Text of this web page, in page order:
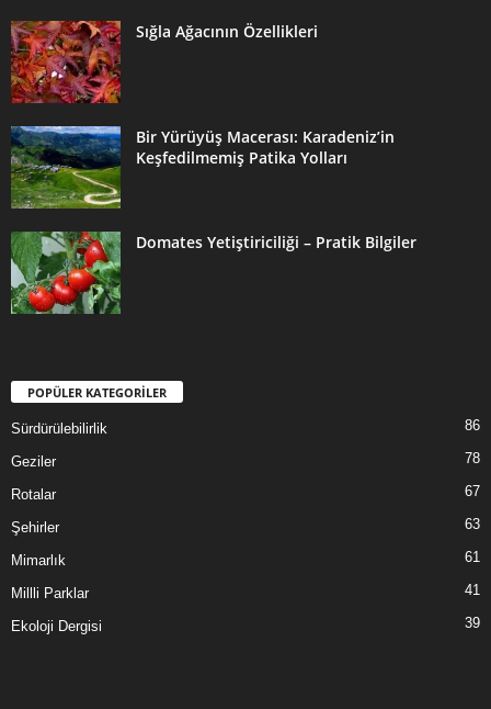
Sığla Ağacının Özellikleri
Bir Yürüyüş Macerası: Karadeniz’in
Keşfedilmemiş Patika Yolları
Domates Yetiştiriciliği – Pratik Bilgiler
POPÜLER KATEGORİLER
Sürdürülebilirlik 86
Geziler 78
Rotalar 67
Şehirler 63
Mimarlık 61
Millli Parklar 41
Ekoloji Dergisi 39